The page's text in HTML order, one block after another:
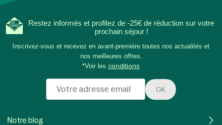
Restez informés et profitez de -25€ de réduction sur votre
prochain séjour !
Inscrivez-vous et recevez en avant-première toutes nos actualités et
nos meilleures offres.
*Voir les conditions
OK
Notre blog